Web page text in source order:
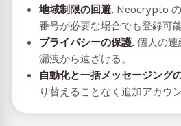
地域制限の回避. Neocrypto
番号が必要な場合でも登録可能
プライバシーの保護. 個人の
漏洩から遠ざける。
自動化と一括メッセージング
り替えることなく追加アカウ